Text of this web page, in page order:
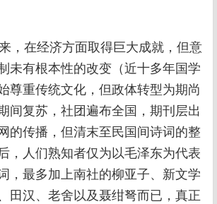
，在经济方面取得巨大成就，但意
未有根本性的改变（近十多年国学
尊重传统文化，但政体转型为期尚
间复苏，社团遍布全国，期刊层出
的传播，但清末至民国间诗词的整
，人们熟知者仅为以毛泽东为代表
，最多加上南社的柳亚子、新文学
田汉、老舍以及聂绀弩而已，真正